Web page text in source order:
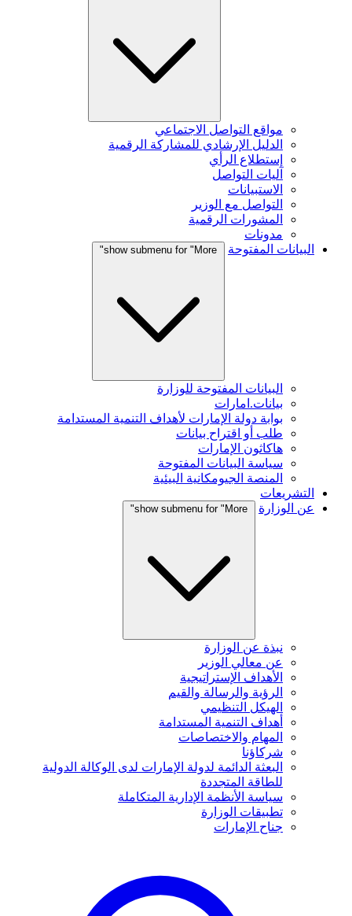
مواقع التواصل الاجتماعي
الدليل الإرشادي للمشاركة الرقمية
إستطلاع الرأي
آليات التواصل
الاستبيانات
التواصل مع الوزير
المشورات الرقمية
مدونات
البيانات المفتوحة
show submenu for "More"
البيانات المفتوحة للوزارة
بيانات.امارات
بوابة دولة الإمارات لأهداف التنمية المستدامة
طلب أو اقتراح بيانات
هاكاثون الإمارات
سياسة البيانات المفتوحة
المنصة الجيومكانية البيئية
التشريعات
عن الوزارة
show submenu for "More"
نبذة عن الوزارة
عن معالي الوزير
الأهداف الإستراتيجية
الرؤية والرسالة والقيم
الهيكل التنظيمي
أهداف التنمية المستدامة
المهام والاختصاصات
شركاؤنا
البعثة الدائمة لدولة الإمارات لدى الوكالة الدولية
للطاقة المتجددة
سياسة الأنظمة الإدارية المتكاملة
تطبيقات الوزارة
جناح الإمارات